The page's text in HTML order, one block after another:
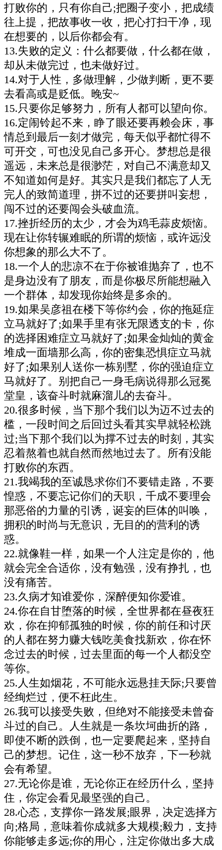
打败你的，只有你自己;把圈子变小，把成绩
往上提，把故事收一收，把心打扫干净，现
在想要的，以后你都会有。
13.失败的定义：什么都要做，什么都在做，
却从未做完过，也未做好过。
14.对于人性，多做理解，少做判断，更不要
去看高或是贬低。晚安~
15.只要你足够努力，所有人都可以望向你。
16.定闹铃起不来，睁了眼还要再赖会床，事
情总到最后一刻才做完，每天似乎都忙得不
可开交，可也没见自己多开心。梦想总是很
遥远，未来总是很渺茫，对自己不满意却又
不知道如何是好。其实只是我们都忘了人无
完人的致简道理，拼不过的还要拼叫妄想，
闯不过的还要闯会头破血流。
17.挫折经历的太少，才会为鸡毛蒜皮烦恼。
现在让你转辗难眠的所谓的烦恼，或许远没
你想象的那么大不了。
18.一个人的悲凉不在于你被谁抛弃了，也不
是身边没有了朋友，而是你极尽所能想融入
一个群体，却发现你始终是多余的。
19.如果吴彦祖在楼下等你约会，你的拖延症
立马就好了;如果手里有张无限透支的卡，你
的选择困难症立马就好了;如果金灿灿的黄金
堆成一面墙那么高，你的密集恐惧症立马就
好了;如果别人送你一栋别墅，你的强迫症立
马就好了。别把自己一身毛病说得那么冠冕
堂皇，该奋斗时就麻溜儿的去奋斗。
20.很多时候，当下那个我们以为迈不过去的
槛，一段时间之后回过头看其实早就轻松跳
过;当下那个我们以为撑不过去的时刻，其实
忍着熬着也就自然而然地过去了。所有没能
打败你的东西。
21.我竭我的至诚恳求你们不要错走路，不要
惶惑，不要忘记你们的天职，千成不要理会
那恶俗的力量的引诱，诞妄的巨体的叫唤，
拥积的时尚与无意识，无目的的营利的诱
惑。
22.就像鞋一样，如果一个人注定是你的，他
就会完全合适你，没有勉强，没有挣扎，也
没有痛苦。
23.久病才知谁爱你，深醉便知你爱谁。
24.你在自甘堕落的时候，全世界都在昼夜狂
欢，你在抑郁孤独的时候，你的前任和讨厌
的人都在努力赚大钱吃美食找新欢，你在怀
念过去的时候，过去里面的每一个人都没空
等你。
25.人生如烟花，不可能永远悬挂天际;只要曾
经绚烂过，便不枉此生。
26.我可以接受失败，但绝对不能接受未曾奋
斗过的自己。人生就是一条坎坷曲折的路，
即使不断的跌倒，也一定要爬起来，坚持自
己的梦想。记住，这一秒不放弃，下一秒就
会有希望。
27.无论你是谁，无论你正在经历什么，坚持
住，你定会看见最坚强的自己。
28.心态，支撑你一路发展;眼界，决定选择方
向;格局，意味着你成就多大规模;毅力，支持
你能够走多远;你的用心，注定你做出多大成